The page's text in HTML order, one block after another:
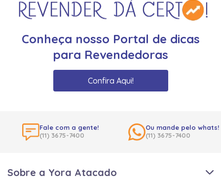
Conheça nosso Portal de dicas
para Revendedoras
Confira Aqui!
Fale com a gente!
(11) 3675-7400
Ou mande pelo whats!
(11) 3675-7400
Sobre a Yora Atacado